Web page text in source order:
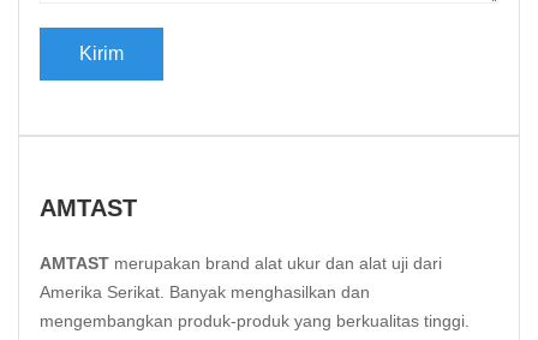
AMTAST
AMTAST merupakan brand alat ukur dan alat uji dari
Amerika Serikat. Banyak menghasilkan dan
mengembangkan produk-produk yang berkualitas tinggi.